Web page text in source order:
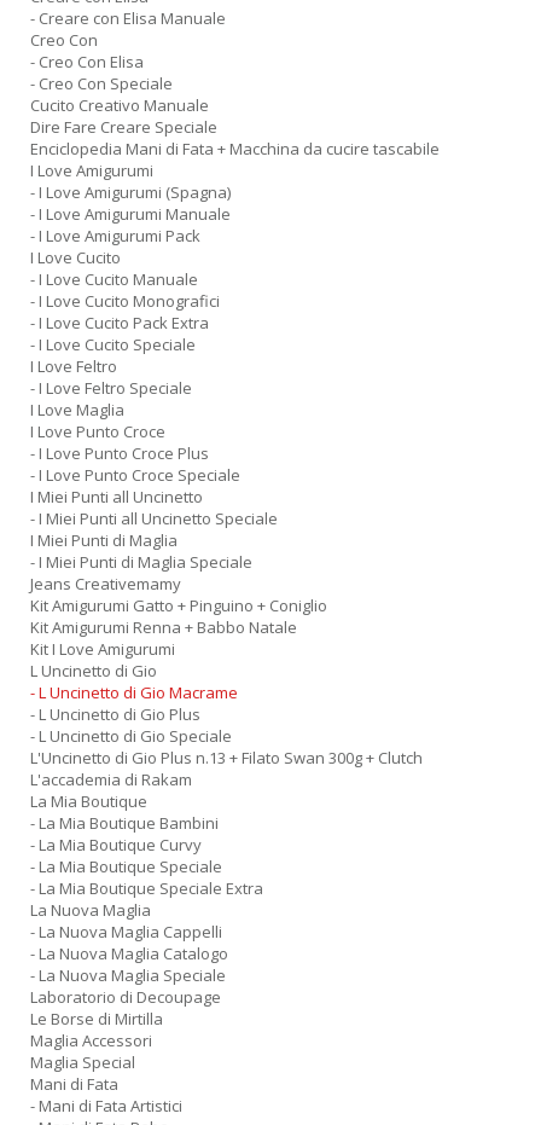
- Creare con Elisa Manuale
Creo Con
- Creo Con Elisa
- Creo Con Speciale
Cucito Creativo Manuale
Dire Fare Creare Speciale
Enciclopedia Mani di Fata + Macchina da cucire tascabile
I Love Amigurumi
- I Love Amigurumi (Spagna)
- I Love Amigurumi Manuale
- I Love Amigurumi Pack
I Love Cucito
- I Love Cucito Manuale
- I Love Cucito Monografici
- I Love Cucito Pack Extra
- I Love Cucito Speciale
I Love Feltro
- I Love Feltro Speciale
I Love Maglia
I Love Punto Croce
- I Love Punto Croce Plus
- I Love Punto Croce Speciale
I Miei Punti all Uncinetto
- I Miei Punti all Uncinetto Speciale
I Miei Punti di Maglia
- I Miei Punti di Maglia Speciale
Jeans Creativemamy
Kit Amigurumi Gatto + Pinguino + Coniglio
Kit Amigurumi Renna + Babbo Natale
Kit I Love Amigurumi
L Uncinetto di Gio
- L Uncinetto di Gio Macrame
- L Uncinetto di Gio Plus
- L Uncinetto di Gio Speciale
L'Uncinetto di Gio Plus n.13 + Filato Swan 300g + Clutch
L'accademia di Rakam
La Mia Boutique
- La Mia Boutique Bambini
- La Mia Boutique Curvy
- La Mia Boutique Speciale
- La Mia Boutique Speciale Extra
La Nuova Maglia
- La Nuova Maglia Cappelli
- La Nuova Maglia Catalogo
- La Nuova Maglia Speciale
Laboratorio di Decoupage
Le Borse di Mirtilla
Maglia Accessori
Maglia Special
Mani di Fata
- Mani di Fata Artistici